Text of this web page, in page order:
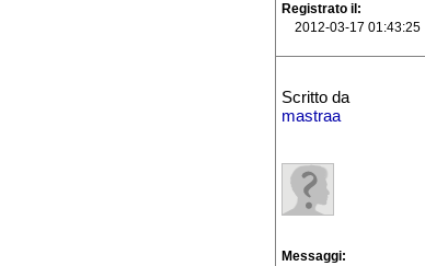
Registrato il
2012-03-17 01:43:25
Scritto da
mastraa
Messaggi